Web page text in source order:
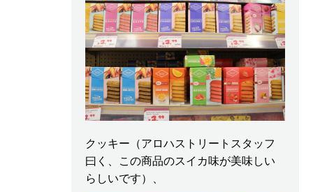
クッキー（アロハストリートスタッフ
曰く、この商品のスイカ味が美味しい
らしいです）、